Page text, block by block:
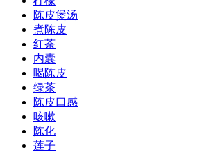
陈皮煲汤
煮陈皮
红茶
内囊
喝陈皮
绿茶
陈皮口感
咳嗽
陈化
莲子